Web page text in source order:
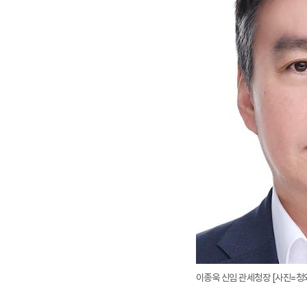
이종욱 신임 관세청장 [사진=청